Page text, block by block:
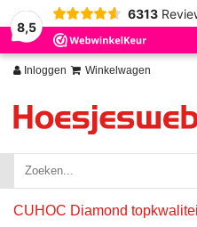
8,5
6313
Inloggen Winkelwagen
CUHOC Diamond
Wij slaan cookies op om onze
Nee